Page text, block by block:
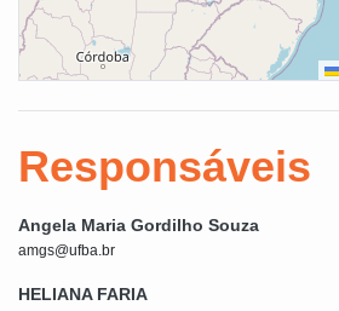
Responsáveis
Angela Maria Gordilho Souza
amgs@ufba.br
HELIANA FARIA